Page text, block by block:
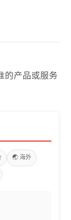
的产品或服务
🌏 海外